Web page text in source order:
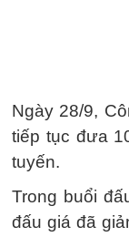
Ngày 28/9,
tiếp tục đưa
tuyến.
Trong buổi
đấu giá đã